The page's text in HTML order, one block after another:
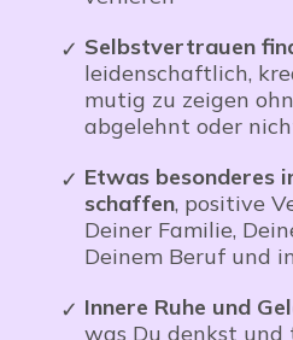
Selbstvertrauen
leidenschaftlich,
mutig zu zeigen
abgelehnt oder
Etwas besonderes
schaffen, positive
Deiner Familie,
Deinem Beruf und
Innere Ruhe und
was Du denkst und